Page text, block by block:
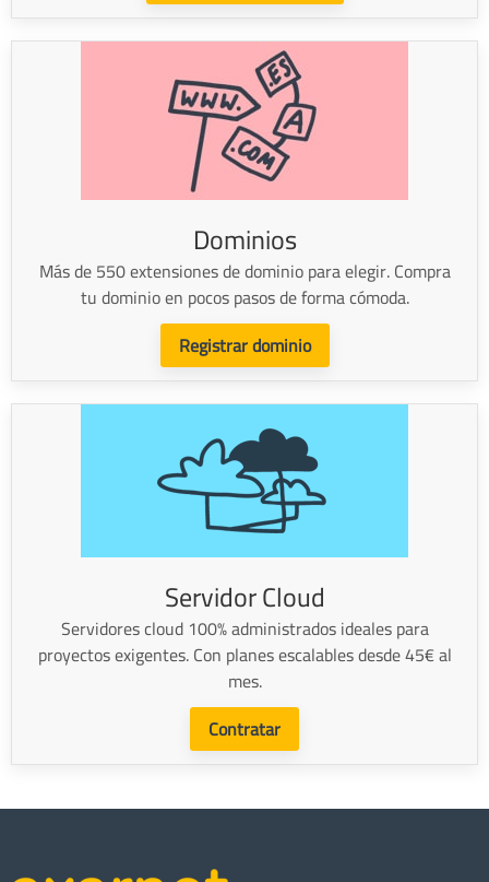
Dominios
Más de 550 extensiones de dominio para elegir. Compra
tu dominio en pocos pasos de forma cómoda.
Registrar dominio
Servidor Cloud
Servidores cloud 100% administrados ideales para
proyectos exigentes. Con planes escalables desde 45€ al
mes.
Contratar